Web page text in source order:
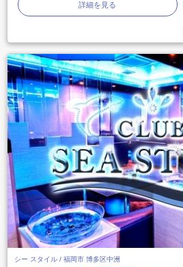
詳細を見る
シー スタイル / 福岡市 博多区中洲